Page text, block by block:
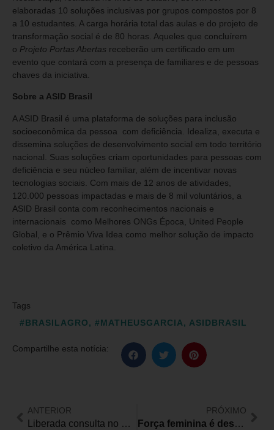
elaboradas 10 soluções inclusivas por grupos compostos por 8
a 10 estudantes. A carga horária total das aulas e do projeto de
transformação social é de 80 horas. Aqueles que concluírem
o Projeto Portas Abertas receberão um certificado em um
evento que contará com a presença de familiares e de pessoas
chaves da iniciativa.
Sobre a ASID Brasil
A ASID Brasil é uma plataforma de soluções para inclusão
socioeconômica da pessoa com deficiência. Idealiza, executa e
dissemina soluções de desenvolvimento social em todo território
nacional. Suas soluções criam oportunidades para pessoas com
deficiência e seu núcleo familiar, além de incentivar novas
tecnologias sociais. Com mais de 12 anos de atividades,
120.000 pessoas impactadas e mais de 8 mil voluntários, a
ASID Brasil conta com reconhecimentos nacionais e
internacionais como Melhores ONGs Época, United People
Global, e o Prêmio Viva Idea como melhor solução de impacto
coletivo da América Latina.
Tags
#BRASILAGRO, #MATHEUSGARCIA, ASIDBRASIL
Compartilhe esta notícia:
ANTERIOR
Liberada consulta no Banco Central de dinheiro esquecido em bancos
PRÓXIMO
Força feminina é destaque em time misto de Rugby em Cadeira de Rodas da ADEACAMP